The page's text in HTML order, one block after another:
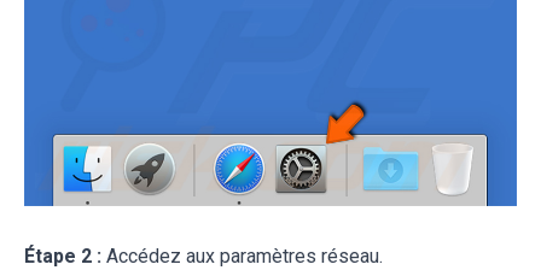
Étape 2 : Accédez aux paramètres réseau.